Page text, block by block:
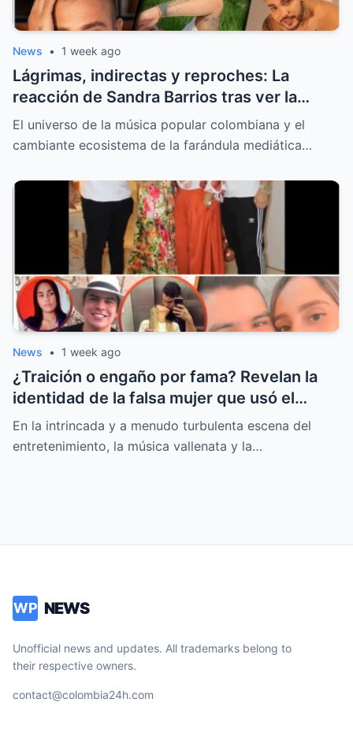
News • 1 week ago
Lágrimas, indirectas y reproches: La
reacción de Sandra Barrios tras ver la
nueva portada sobre el tatuaje de Jessi
Uribe
El universo de la música popular colombiana y el
cambiante ecosistema de la farándula mediática…
News • 1 week ago
¿Traición o engaño por fama? Revelan la
identidad de la falsa mujer que usó el
nombre de Moisés Díaz
En la intrincada y a menudo turbulenta escena del
entretenimiento, la música vallenata y la…
WP NEWS
Unofficial news and updates. All trademarks belong to
their respective owners.
contact@colombia24h.com